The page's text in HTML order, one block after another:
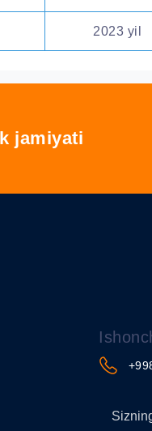
2023 yil
jamiyati